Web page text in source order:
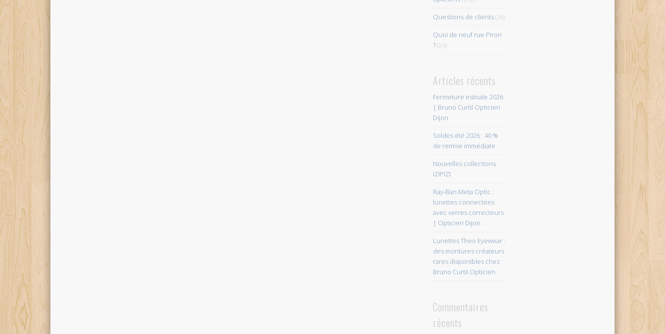
Questions de clients(26)
Quoi de neuf rue Piron
?(24)
Articles récents
Fermeture estivale 2026
| Bruno Curtil Opticien
Dijon
Soldes été 2026 : 40 %
de remise immédiate
Nouvelles collections
IZIPIZI
Ray-Ban Meta Optic :
lunettes connectées
avec verres correcteurs
| Opticien Dijon
Lunettes Theo Eyewear :
des montures créateurs
rares disponibles chez
Bruno Curtil Opticien
Commentaires
récents